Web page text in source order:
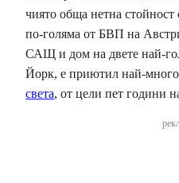
чиято обща нетна
по-голяма от БВП на
САЩ и дом на двете най-
Йорк, е приютил най-
света, от цели пет години